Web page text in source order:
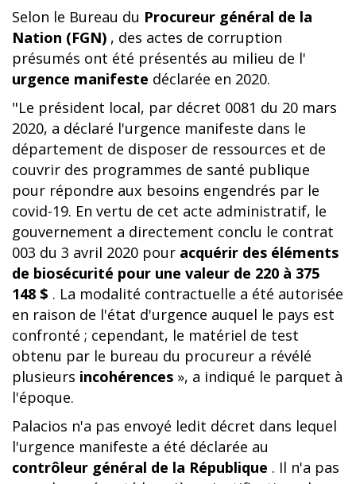
Selon le Bureau du Procureur général de la
Nation (FGN) , des actes de corruption
présumés ont été présentés au milieu de l'
urgence manifeste déclarée en 2020.
"Le président local, par décret 0081 du 20 mars
2020, a déclaré l'urgence manifeste dans le
département de disposer de ressources et de
couvrir des programmes de santé publique
pour répondre aux besoins engendrés par le
covid-19. En vertu de cet acte administratif, le
gouvernement a directement conclu le contrat
003 du 3 avril 2020 pour acquérir des éléments
de biosécurité pour une valeur de 220 à 375
148 $ . La modalité contractuelle a été autorisée
en raison de l'état d'urgence auquel le pays est
confronté ; cependant, le matériel de test
obtenu par le bureau du procureur a révélé
plusieurs incohérences », a indiqué le parquet à
l'époque.
Palacios n'a pas envoyé ledit décret dans lequel
l'urgence manifeste a été déclarée au
contrôleur général de la République . Il n'a pas